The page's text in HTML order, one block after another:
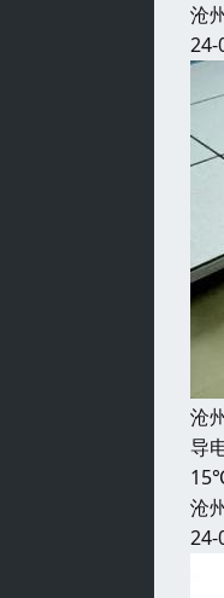
沧
24-
沧
导
沧
24-